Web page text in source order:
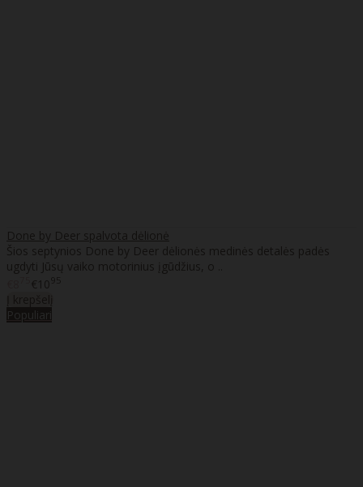
Done by Deer spalvota dėlionė
Šios septynios Done by Deer dėlionės medinės detalės padės
ugdyti Jūsų vaiko motorinius įgūdžius, o ..
€1095
Populiari